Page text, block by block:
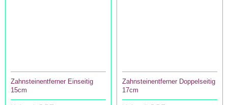
Zahnsteinentferner Einseitig
15cm
Zahnsteinentferner Doppelseitig
17cm